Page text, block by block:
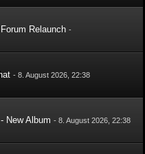
Relaunch -
-8. August 2026, 22:38
New Album -8. August 2026, 22:38